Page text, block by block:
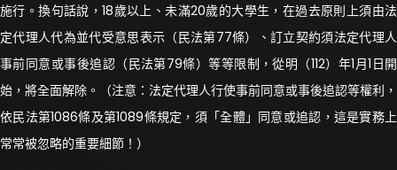
施行。換句話說，18歲以上、未滿20歲的大學生，在過去原則上須由法
定代理人代為並代受意思表示（民法第77條）、訂立契約須法定代理人
事前同意或事後追認（民法第79條）等等限制，從明（112）年1月1日開
始，將全面解除。（注意：法定代理人行使事前同意或事後追認等權利，
依民法第1086條及第1089條規定，須「全體」同意或追認，這是實務上
常常被忽略的重要細節！）